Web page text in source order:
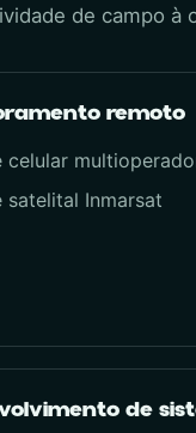
de campo à
remoto
celular
satelital Inmarsat
de